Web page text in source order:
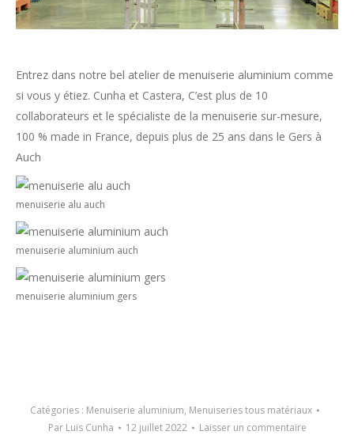
Entrez dans notre bel atelier de menuiserie aluminium comme
si vous y étiez. Cunha et Castera, C’est plus de 10
collaborateurs et le spécialiste de la menuiserie sur-mesure,
100 % made in France, depuis plus de 25 ans dans le Gers à
Auch
menuiserie alu auch
menuiserie aluminium auch
menuiserie aluminium gers
Catégories : Menuiserie aluminium, Menuiseries tous matériaux
Par Luis Cunha 12 juillet 2022 Laisser un commentaire